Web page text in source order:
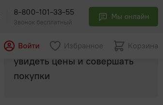
8-800-101-33-55
Звонок бесплатный
Мы онлайн
Войти Избранное Корзина
Авторизуйтесь, чтобы
увидеть цены и совершать
покупки